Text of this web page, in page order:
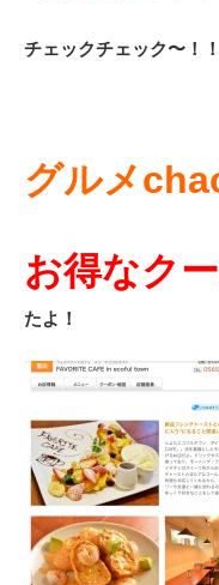
チェックチェック〜！！
グルメ
お得なク
たよ！